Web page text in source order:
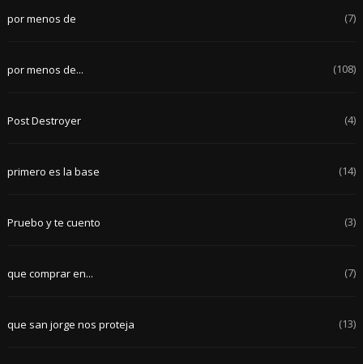
por menos de (7)
por menos de... (108)
Post Destroyer (4)
primero es la base (14)
Pruebo y te cuento (3)
que comprar en... (7)
que san jorge nos proteja (13)